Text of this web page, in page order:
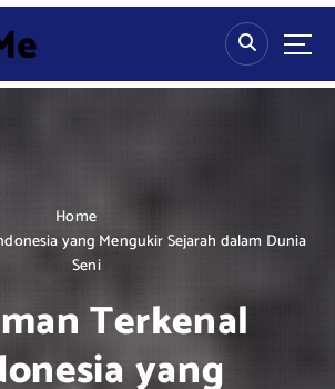
Home
yang Mengukir Sejarah dalam Dunia
Seni
Terkenal
yang